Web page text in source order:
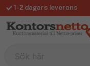
1-2 dagars leverans
Fri frakt över 995 kr